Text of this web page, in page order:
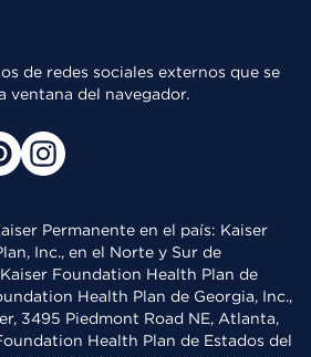
de redes sociales externos que se
ventana del navegador.
Permanente en el país: Kaiser
Inc., en el Norte y Sur de
Foundation Health Plan de
Health Plan de Georgia, Inc.,
3495 Piedmont Road NE, Atlanta,
Health Plan de Estados del